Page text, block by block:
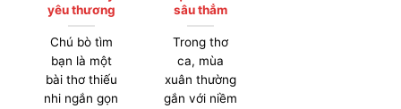
yêu thương
Chú bò tìm
bạn là một
bài thơ thiếu
nhi ngắn gọn
sâu thẳm
Trong thơ
ca, mùa
xuân thường
gắn với niềm